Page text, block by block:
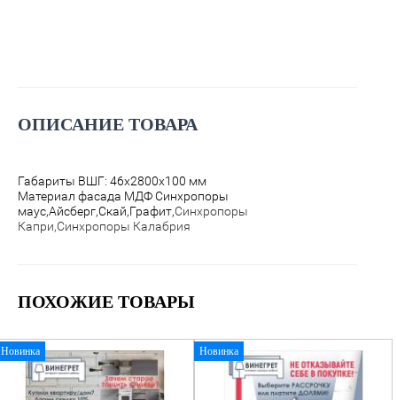
ОПИСАНИЕ ТОВАРА
Габариты ВШГ: 46х2800х100 мм
Материал фасада МДФСинхропоры
маус,Айсберг,Скай,Графит,Синхропоры
Капри,Синхропоры Калабрия
ПОХОЖИЕ ТОВАРЫ
Новинка Новинка